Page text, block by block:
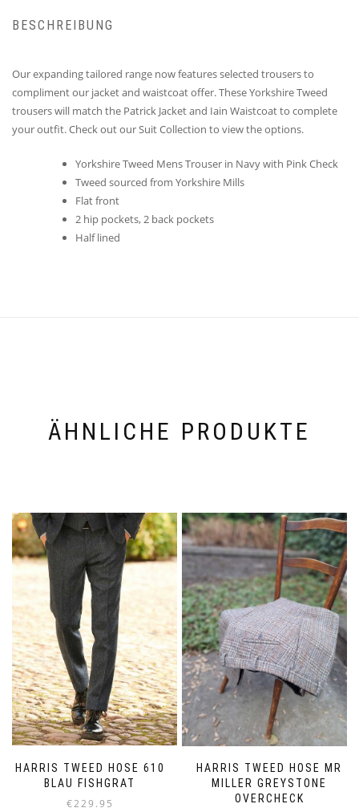
BESCHREIBUNG
Our expanding tailored range now features selected trousers to
compliment our jacket and waistcoat offer. These Yorkshire Tweed
trousers will match the Patrick Jacket and Iain Waistcoat to complete
your outfit. Check out our Suit Collection to view the options.
Yorkshire Tweed Mens Trouser in Navy with Pink Check
Tweed sourced from Yorkshire Mills
Flat front
2 hip pockets, 2 back pockets
Half lined
ÄHNLICHE PRODUKTE
HARRIS TWEED HOSE 610
BLAU FISHGRAT
€229.95
HARRIS TWEED HOSE MR
MILLER GREYSTONE
OVERCHECK